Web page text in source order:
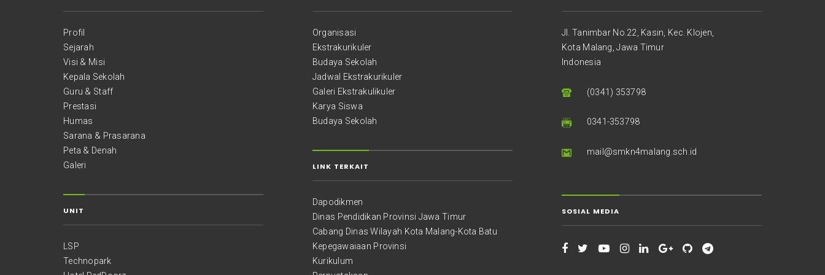
Profil
Sejarah
Visi & Misi
Kepala Sekolah
Guru & Staff
Prestasi
Humas
Sarana & Prasarana
Peta & Denah
Galeri
UNIT
LSP
Technopark
Organisasi
Ekstrakurikuler
Budaya Sekolah
Jadwal Ekstrakurikuler
Galeri Ekstrakulikuler
Karya Siswa
Budaya Sekolah
LINK TERKAIT
Dapodikmen
Dinas Pendidikan Provinsi Jawa Timur
Cabang Dinas Wilayah Kota Malang-Kota Batu
Kepegawaiaan Provinsi
Kurikulum
Jl. Tanimbar No.22, Kasin, Kec. Klojen,
Kota Malang, Jawa Timur
Indonesia
(0341) 353798
0341-353798
mail@smkn4malang.sch.id
SOSIAL MEDIA